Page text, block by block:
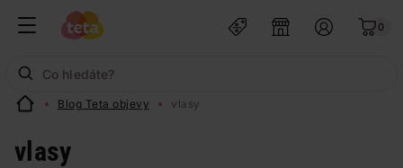
0
Blog Teta objevy vlasy
vlasy